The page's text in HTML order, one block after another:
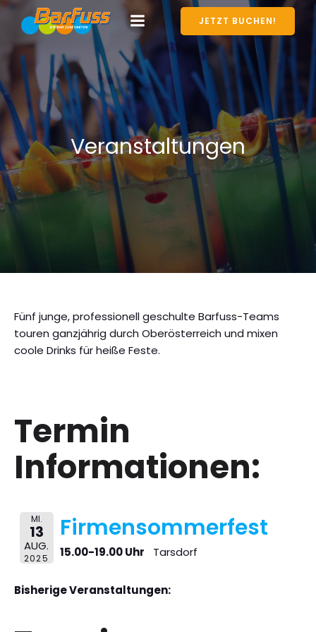
JETZT BUCHEN!
Veranstaltungen
Fünf junge, professionell geschulte Barfuss-Teams
touren ganzjährig durch Oberösterreich und mixen
coole Drinks für heiße Feste.
Termin
Informationen:
MI.
13
AUG.
2025
Firmensommerfest
15.00-19.00 Uhr Tarsdorf
Bisherige Veranstaltungen: